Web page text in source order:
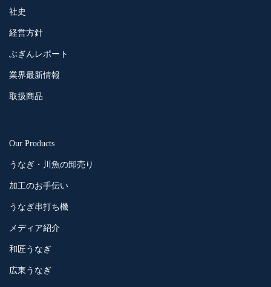
社史
経営方針
ぶぎんレポート
業界最新情報
取扱商品
Our Products
うなぎ・川魚の卸売り
加工のお手伝い
うなぎ串打ち機
メディア紹介
和匠うなぎ
広東うなぎ